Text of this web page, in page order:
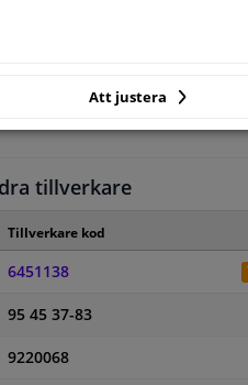
tillverkare
Tillverkare kod
6451138
95 45 37-83
9220068
Att justera